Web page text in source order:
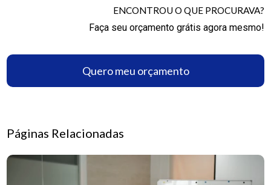
ENCONTROU O QUE PROCURAVA?
Faça seu orçamento grátis agora mesmo!
Quero meu orçamento
Páginas Relacionadas